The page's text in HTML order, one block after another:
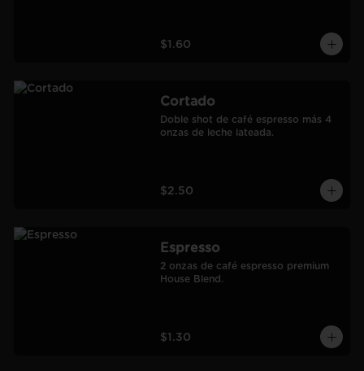
$1.60
Cortado
Doble shot de café espresso más 4
onzas de leche lateada.
$2.50
Espresso
2 onzas de café espresso premium
House Blend.
$1.30